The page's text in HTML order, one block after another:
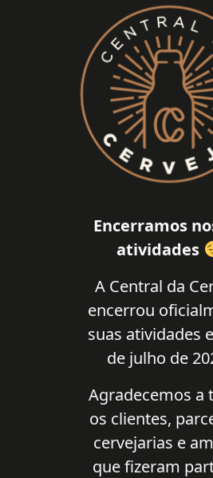
Encerramos
atividades
A Central da
encerrou
suas atividades
de julho de
Agradecemos a
os clientes,
cervejarias e
que fizeram